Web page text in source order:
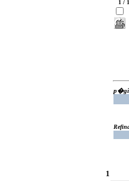
1 / 1
1